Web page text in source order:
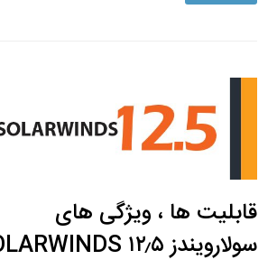
قابلیت ها ، ویژگی های
سولارویندز SOLARWINDS ۱۲٫۵